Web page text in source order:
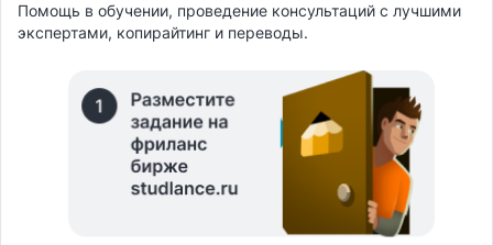
Помощь в обучении, проведение консультаций с лучшими
экспертами, копирайтинг и переводы.